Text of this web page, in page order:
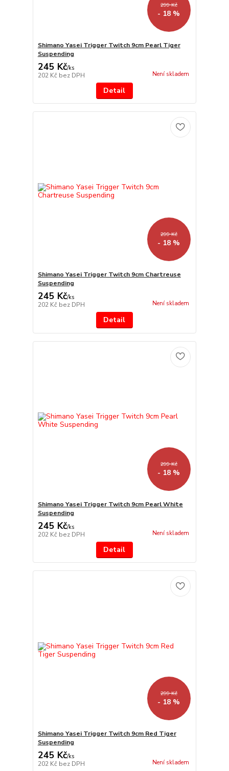
299 Kč
- 18 %
Shimano Yasei Trigger Twitch 9cm Pearl Tiger
Suspending
245 Kč/ks
202 Kč bez DPH Není skladem
Detail
299 Kč
- 18 %
Shimano Yasei Trigger Twitch 9cm Chartreuse
Suspending
245 Kč/ks
202 Kč bez DPH Není skladem
Detail
299 Kč
- 18 %
Shimano Yasei Trigger Twitch 9cm Pearl White
Suspending
245 Kč/ks
202 Kč bez DPH Není skladem
Detail
299 Kč
- 18 %
Shimano Yasei Trigger Twitch 9cm Red Tiger
Suspending
245 Kč/ks
202 Kč bez DPH Není skladem